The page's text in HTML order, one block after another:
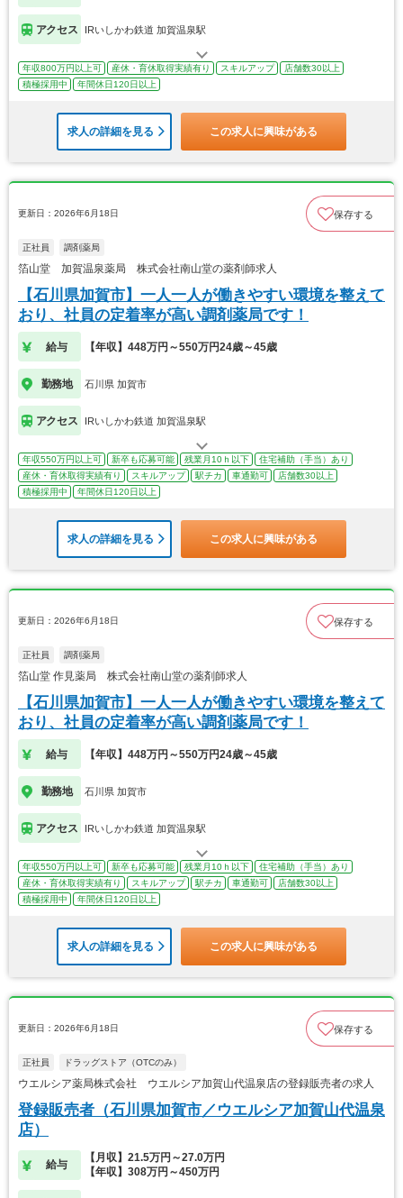
アクセス IRいしかわ鉄道 加賀温泉駅
年収800万円以上可 産休・育休取得実績有り スキルアップ
店舗数30以上
積極採用中
年間休日120日以上
求人の詳細を見る この求人に興味がある
更新日：2026年6月18日 保存する
正社員 調剤薬局
箔山堂 加賀温泉薬局 株式会社南山堂の薬剤師求人
【石川県加賀市】一人一人が働きやすい環境を整えて
おり、社員の定着率が高い調剤薬局です！
給与 【年収】448万円～550万円24歳～45歳
勤務地 石川県 加賀市
アクセス IRいしかわ鉄道 加賀温泉駅
年収550万円以上可 新卒も応募可能 残業月10ｈ以下
住宅補助（手当）あり
産休・育休取得実績有り
スキルアップ 駅チカ 車通勤可
店舗数30以上
積極採用中
年間休日120日以上
求人の詳細を見る この求人に興味がある
更新日：2026年6月18日 保存する
正社員 調剤薬局
箔山堂 作見薬局 株式会社南山堂の薬剤師求人
【石川県加賀市】一人一人が働きやすい環境を整えて
おり、社員の定着率が高い調剤薬局です！
給与 【年収】448万円～550万円24歳～45歳
勤務地 石川県 加賀市
アクセス IRいしかわ鉄道 加賀温泉駅
年収550万円以上可 新卒も応募可能 残業月10ｈ以下
住宅補助（手当）あり
産休・育休取得実績有り
スキルアップ 駅チカ 車通勤可
店舗数30以上
積極採用中
年間休日120日以上
求人の詳細を見る この求人に興味がある
更新日：2026年6月18日 保存する
正社員 ドラッグストア（OTCのみ）
ウエルシア薬局株式会社 ウエルシア加賀山代温泉店の登録販売者の求人
登録販売者（石川県加賀市／ウエルシア加賀山代温泉
店）
給与
【月収】21.5万円～27.0万円
【年収】308万円～450万円